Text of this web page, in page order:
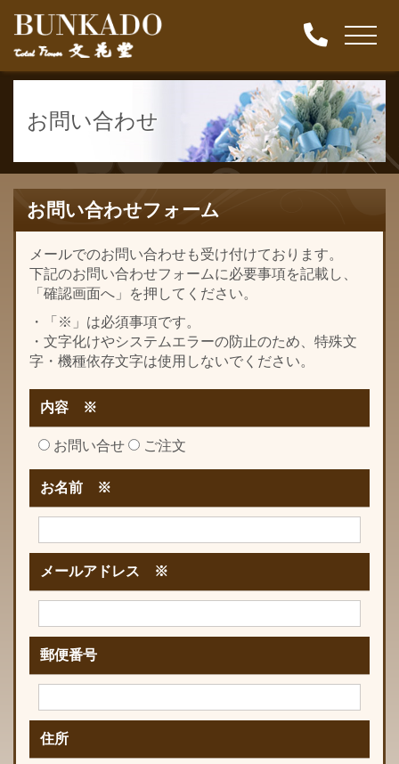
お問い合わせ
お問い合わせフォーム
メールでのお問い合わせも受け付けております。
下記のお問い合わせフォームに必要事項を記載し、
「確認画面へ」を押してください。
・「※」は必須事項です。
・文字化けやシステムエラーの防止のため、特殊文
字・機種依存文字は使用しないでください。
内容 ※
お問い合せ ご注文
お名前 ※
メールアドレス ※
郵便番号
住所